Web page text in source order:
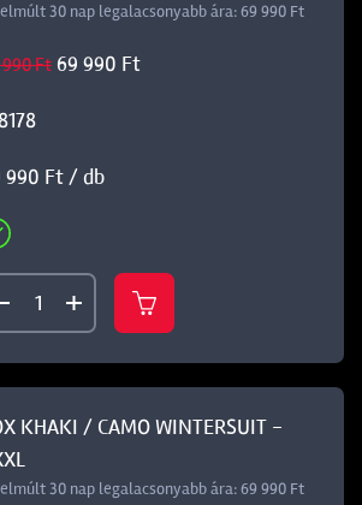
30 nap legalacsonyabb ára: 69 990 Ft
Ft 69 990 Ft
990 Ft / db
KHAKI / CAMO WINTERSUIT -
30 nap legalacsonyabb ára: 69 990 Ft